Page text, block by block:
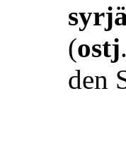
(ostj.
den